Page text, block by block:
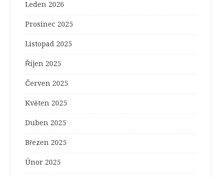
Leden 2026
Prosinec 2025
Listopad 2025
Říjen 2025
Červen 2025
Květen 2025
Duben 2025
Březen 2025
Únor 2025